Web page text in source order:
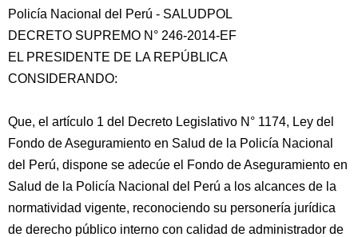
Policía Nacional del Perú - SALUDPOL
DECRETO SUPREMO N° 246-2014-EF
EL PRESIDENTE DE LA REPÚBLICA
CONSIDERANDO:
Que, el artículo 1 del Decreto Legislativo N° 1174, Ley del
Fondo de Aseguramiento en Salud de la Policía Nacional
del Perú, dispone se adecúe el Fondo de Aseguramiento en
Salud de la Policía Nacional del Perú a los alcances de la
normatividad vigente, reconociendo su personería jurídica
de derecho público interno con calidad de administrador de